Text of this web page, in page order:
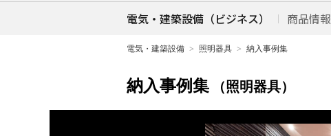
電気・建築設備（ビジネス） 商品情報
電気・建築設備 照明器具 納入事例集
納入事例集 （照明器具）